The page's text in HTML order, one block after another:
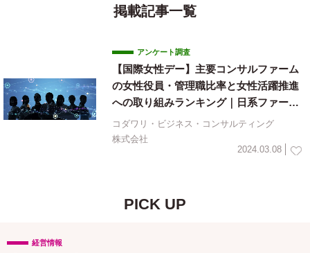
掲載記事一覧
アンケート調査
【国際女性デー】主要コンサルファーム
の女性役員・管理職比率と女性活躍推進
への取り組みランキング｜日系ファーム
は取り組みの余地あり
コダワリ・ビジネス・コンサルティング
株式会社
2024.03.08
PICK UP
経営情報